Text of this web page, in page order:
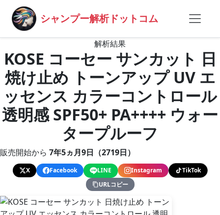
シャンプー解析ドットコム
解析結果
KOSE コーセー サンカット 日
焼け止め トーンアップ UV エ
ッセンス カラーコントロール
透明感 SPF50+ PA++++ ウォー
タープルーフ
販売開始から 7年5ヵ月9日（2719日）
X Facebook LINE Instagram
TikTok
URLコピー